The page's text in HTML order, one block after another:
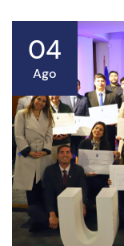
04
Ago